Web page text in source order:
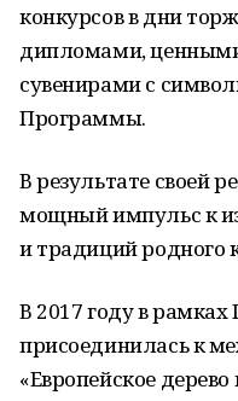
конкурсов в дни
дипломами,
сувенирами с
Программы.
В результате своей
мощный импульс к
и традиций родного
В 2017 году в
присоединилась к
«Европейское